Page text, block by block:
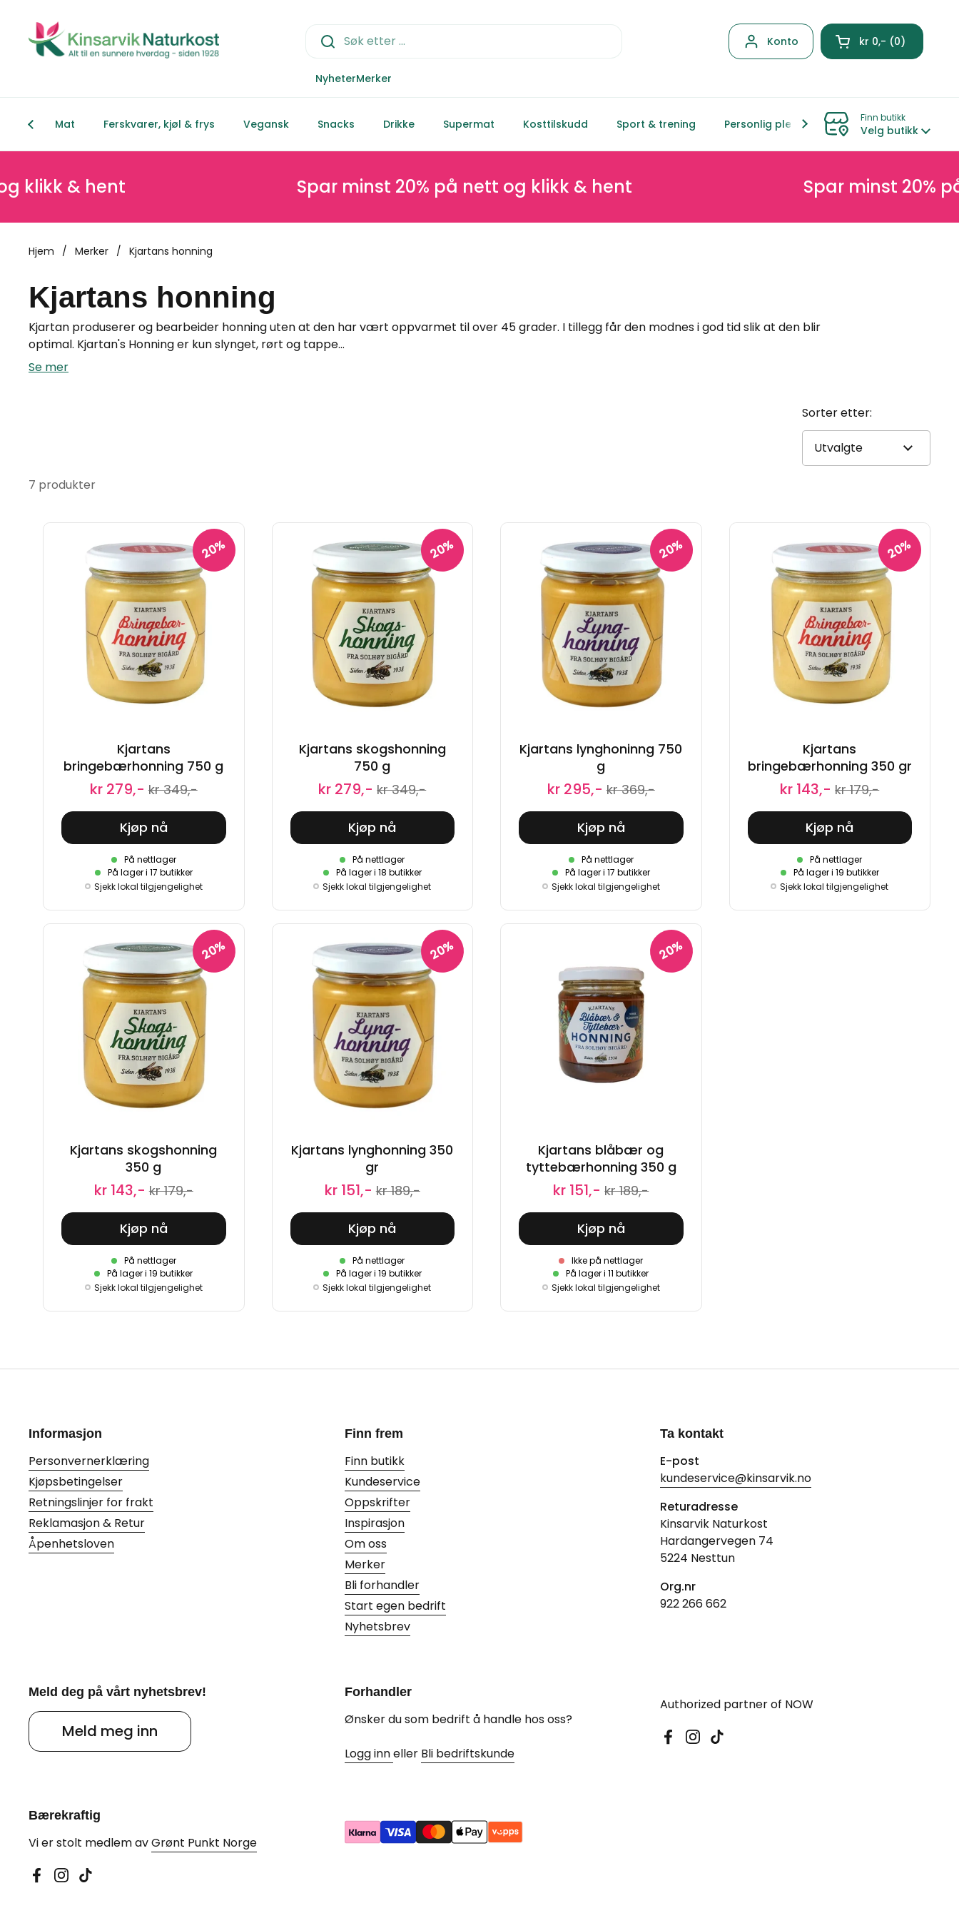
Konto Åpen kurven
kr 0,- 0
NyheterMerker
Mat Ferskvarer, kjøl & frys Vegansk Snacks Drikke Supermat Kosttilskudd Sport & trening Personlig pleie Hjem & livsstil
Finn butikk
Velg butikk
& hent Spar minst 20% på nett og klikk & hent Spar minst 20% på
Hjem / Merker / Kjartans honning
Kjartans honning
Kjartan produserer og bearbeider honning uten at den har vært oppvarmet til over 45 grader. I tillegg får den modnes i god tid slik at den blir
optimal. Kjartan's Honning er kun slynget, rørt og tappe...
Se mer
Sorter etter:
7 produkter
20%
Kjartans
bringebærhonning 750 g
kr 279,- kr 349,-
Kjøp nå
På nettlager
På lager i 17 butikker
Sjekk lokal tilgjengelighet
20%
Kjartans skogshonning
750 g
kr 279,- kr 349,-
Kjøp nå
På nettlager
På lager i 18 butikker
Sjekk lokal tilgjengelighet
20%
Kjartans lynghoninng 750
g
kr 295,- kr 369,-
Kjøp nå
På nettlager
På lager i 17 butikker
Sjekk lokal tilgjengelighet
20%
Kjartans
bringebærhonning 350 gr
kr 143,- kr 179,-
Kjøp nå
På nettlager
På lager i 19 butikker
Sjekk lokal tilgjengelighet
20%
Kjartans skogshonning
350 g
kr 143,- kr 179,-
Kjøp nå
På nettlager
På lager i 19 butikker
Sjekk lokal tilgjengelighet
20%
Kjartans lynghonning 350
gr
kr 151,- kr 189,-
Kjøp nå
På nettlager
På lager i 19 butikker
Sjekk lokal tilgjengelighet
20%
Kjartans blåbær og
tyttebærhonning 350 g
kr 151,- kr 189,-
Kjøp nå
Ikke på nettlager
På lager i 11 butikker
Sjekk lokal tilgjengelighet
Informasjon
Personvernerklæring
Kjøpsbetingelser
Retningslinjer for frakt
Reklamasjon & Retur
Åpenhetsloven
Finn frem
Finn butikk
Kundeservice
Oppskrifter
Inspirasjon
Om oss
Merker
Bli forhandler
Start egen bedrift
Nyhetsbrev
Ta kontakt
E-post
kundeservice@kinsarvik.no
Returadresse
Kinsarvik Naturkost
Hardangervegen 74
5224 Nesttun
Org.nr
922 266 662
Meld deg på vårt nyhetsbrev!
Meld meg inn
Forhandler
Ønsker du som bedrift å handle hos oss?
Logg inneller Bli bedriftskunde
Authorized partner of NOW
Facebook
Instagram
TikTok
Bærekraftig
Vi er stolt medlem avGrønt Punkt Norge
Facebook
Instagram
TikTok